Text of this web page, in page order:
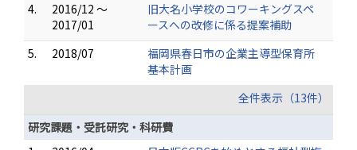
4.
2016/12 ～
2017/01
旧大名小学校のコワーキングスペ
ースへの改修に係る提案補助
5.
2018/07
福岡県春日市の企業主導型保育所
基本計画
全件表示（13件）
研究課題・受託研究・科研費